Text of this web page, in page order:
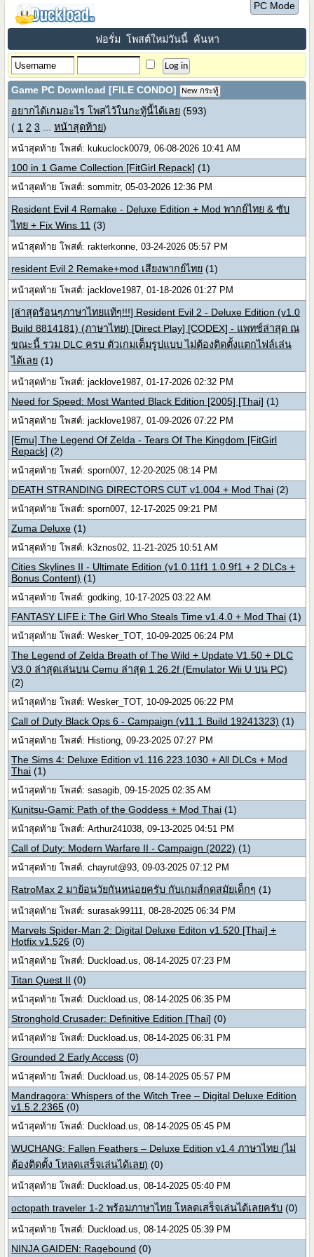
PC Mode
ฟอรั่ม โพสต์ใหม่วันนี้ ค้นหา
Game PC Download [FILE CONDO] New กระทู้
อยากได้เกมอะไร โพสไว้ในกะทู้นี้ได้เลย (593)
( 1 2 3 ...หน้าสุดท้าย)
หน้าสุดท้าย โพสต์: kukuclock0079, 06-08-2026 10:41 AM
100 in 1 Game Collection [FitGirl Repack] (1)
หน้าสุดท้าย โพสต์: sommitr, 05-03-2026 12:36 PM
Resident Evil 4 Remake - Deluxe Edition + Mod พากย์ไทย & ซับ
ไทย + Fix Wins 11 (3)
หน้าสุดท้าย โพสต์: rakterkonne, 03-24-2026 05:57 PM
resident Evil 2 Remake+mod เสียงพากย์ไทย (1)
หน้าสุดท้าย โพสต์: jacklove1987, 01-18-2026 01:27 PM
[ล่าสุดร้อนๆภาษาไทยแท้ๆ!!!] Resident Evil 2 - Deluxe Edition (v1.0
Build 8814181) (ภาษาไทย) [Direct Play] [CODEX] - แพทช์ล่าสุด ณ
ขณะนี้ รวม DLC ครบ ตัวเกมเต็มรูปแบบ ไม่ต้องติดตั้งแตกไฟล์เล่น
ได้เลย (1)
หน้าสุดท้าย โพสต์: jacklove1987, 01-17-2026 02:32 PM
Need for Speed: Most Wanted Black Edition [2005] [Thai] (1)
หน้าสุดท้าย โพสต์: jacklove1987, 01-09-2026 07:22 PM
[Emu] The Legend Of Zelda - Tears Of The Kingdom [FitGirl
Repack] (2)
หน้าสุดท้าย โพสต์: sporn007, 12-20-2025 08:14 PM
DEATH STRANDING DIRECTORS CUT v1.004 + Mod Thai (2)
หน้าสุดท้าย โพสต์: sporn007, 12-17-2025 09:21 PM
Zuma Deluxe (1)
หน้าสุดท้าย โพสต์: k3znos02, 11-21-2025 10:51 AM
Cities Skylines II - Ultimate Edition (v1.0.11f1 1.0.9f1 + 2 DLCs +
Bonus Content) (1)
หน้าสุดท้าย โพสต์: godking, 10-17-2025 03:22 AM
FANTASY LIFE i: The Girl Who Steals Time v1.4.0 + Mod Thai (1)
หน้าสุดท้าย โพสต์: Wesker_TOT, 10-09-2025 06:24 PM
The Legend of Zelda Breath of The Wild + Update V1.50 + DLC
V3.0 ล่าสุดเล่นบน Cemu ล่าสุด 1.26.2f (Emulator Wii U บน PC)
(2)
หน้าสุดท้าย โพสต์: Wesker_TOT, 10-09-2025 06:22 PM
Call of Duty Black Ops 6 - Campaign (v11.1 Build 19241323) (1)
หน้าสุดท้าย โพสต์: Histiong, 09-23-2025 07:27 PM
The Sims 4: Deluxe Edition v1.116.223.1030 + All DLCs + Mod
Thai (1)
หน้าสุดท้าย โพสต์: sasagib, 09-15-2025 02:35 AM
Kunitsu-Gami: Path of the Goddess + Mod Thai (1)
หน้าสุดท้าย โพสต์: Arthur241038, 09-13-2025 04:51 PM
Call of Duty: Modern Warfare II - Campaign (2022) (1)
หน้าสุดท้าย โพสต์: chayrut@93, 09-03-2025 07:12 PM
RatroMax 2 มาย้อนวัยกันหน่อยครับ กับเกมส์กดสมัยเด็กๆ (1)
หน้าสุดท้าย โพสต์: surasak99111, 08-28-2025 06:34 PM
Marvels Spider-Man 2: Digital Deluxe Editon v1.520 [Thai] +
Hotfix v1.526 (0)
หน้าสุดท้าย โพสต์: Duckload.us, 08-14-2025 07:23 PM
Titan Quest II (0)
หน้าสุดท้าย โพสต์: Duckload.us, 08-14-2025 06:35 PM
Stronghold Crusader: Definitive Edition [Thai] (0)
หน้าสุดท้าย โพสต์: Duckload.us, 08-14-2025 06:31 PM
Grounded 2 Early Access (0)
หน้าสุดท้าย โพสต์: Duckload.us, 08-14-2025 05:57 PM
Mandragora: Whispers of the Witch Tree – Digital Deluxe Edition
v1.5.2.2365 (0)
หน้าสุดท้าย โพสต์: Duckload.us, 08-14-2025 05:45 PM
WUCHANG: Fallen Feathers – Deluxe Edition v1.4 ภาษาไทย (ไม่
ต้องติดตั้ง โหลดเสร็จเล่นได้เลย) (0)
หน้าสุดท้าย โพสต์: Duckload.us, 08-14-2025 05:40 PM
octopath traveler 1-2 พร้อมภาษาไทย โหลดเสร็จเล่นได้เลยครับ (0)
หน้าสุดท้าย โพสต์: Duckload.us, 08-14-2025 05:39 PM
NINJA GAIDEN: Ragebound (0)